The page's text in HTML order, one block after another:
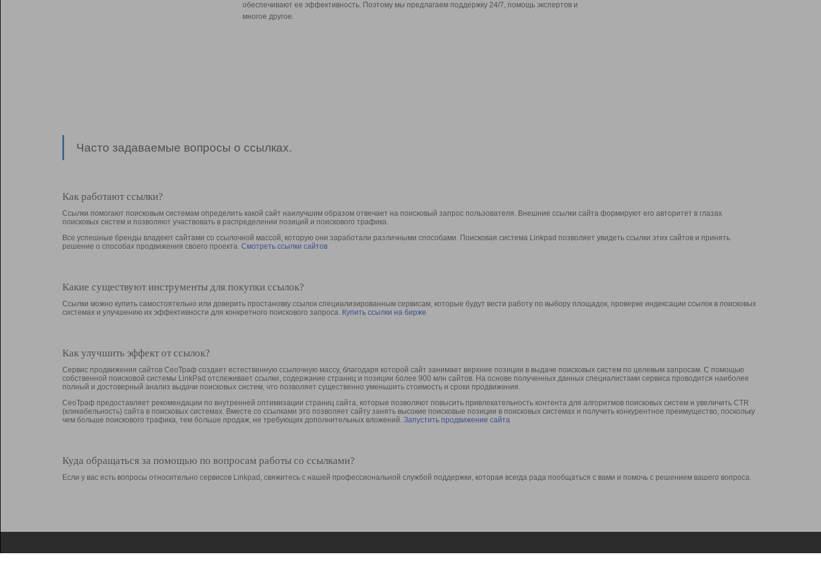
обеспечивают ее эффективность. Поэтому мы предлагаем поддержку 24/7, помощь экспертов и
многое другое.
Часто задаваемые вопросы о ссылках.
Как работают ссылки?
Ссылки помогают поисковым системам определить какой сайт наилучшим образом отвечает на поисковый запрос пользователя. Внешние ссылки сайта формируют его авторитет в глазах
поисковых систем и позволяют участвовать в раcпределении позиций и поискового трафика.
Все успешные бренды владеют сайтами со ссылочной массой, которую они заработали различными способами. Поисковая система Linkpad позволяет увидеть ссылки этих сайтов и принять
решение о способах продвижения своего проекта. Смотреть ссылки сайтов
Какие существуют инструменты для покупки ссылок?
Ссылки можно купить самостоятельно или доверить простановку ссылок специализированным сервисам, которые будут вести работу по выбору площадок, проверке индексации ссылок в поисковых
системах и улучшению их эффективности для конкретного поискового запроса. Купить ссылки на бирже
Как улучшить эффект от ссылок?
Сервис продвижения сайтов СеоТраф создает естественную ссылочную массу, благодаря которой сайт занимает верхние позиции в выдаче поисковых систем по целевым запросам. С помощью
собственной поисковой системы LinkPad отслеживает ссылки, содержание страниц и позиции более 900 млн сайтов. На основе полученных данных специалистами сервиса проводится наиболее
полный и достоверный анализ выдачи поисковых систем, что позволяет существенно уменьшить стоимость и сроки продвижения.
СеоТраф предоставляет рекомендации по внутренней оптимизации страниц сайта, которые позволяют повысить привлекательность контента для алгоритмов поисковых систем и увеличить CTR
(кликабельность) сайта в поисковых системах. Вместе со ссылками это позволяет сайту занять высокие поисковые позиции в поисковых системах и получить конкурентное преимущество, поскольку
чем больше поискового трафика, тем больше продаж, не требующих дополнительных вложений. Запустить продвижение сайта
Куда обращаться за помощью по вопросам работы со ссылками?
Если у вас есть вопросы относительно сервисов Linkpad, свяжитесь с нашей профессиональной службой поддержки, которая всегда рада пообщаться с вами и помочь с решением вашего вопроса.